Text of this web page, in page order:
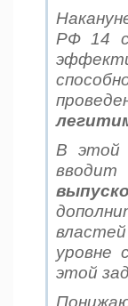
РФ 14
В этой
уровне
этой